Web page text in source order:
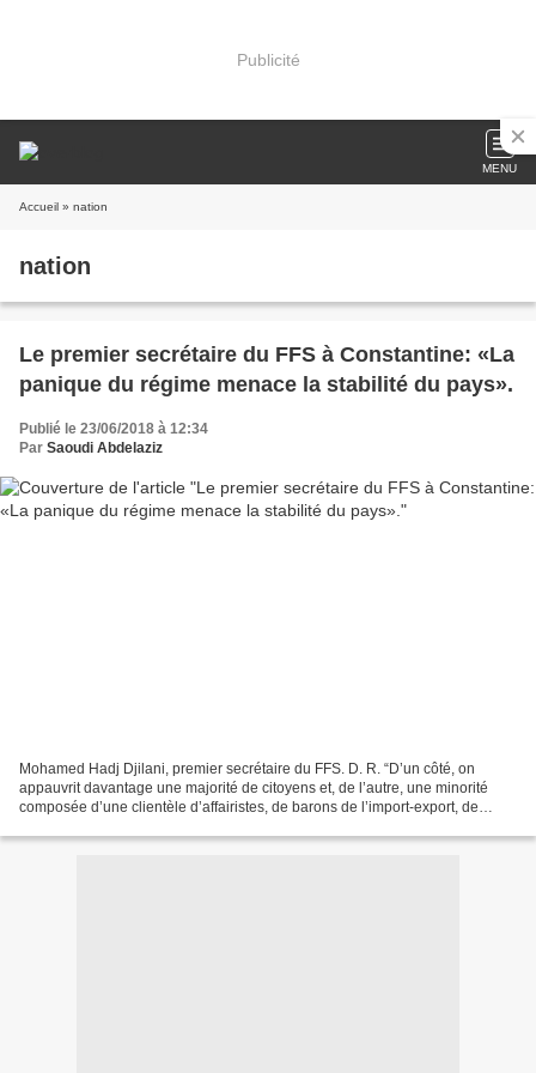
Publicité
MENU
Accueil » nation
nation
Le premier secrétaire du FFS à Constantine: «La
panique du régime menace la stabilité du pays».
Publié le 23/06/2018 à 12:34
Par Saoudi Abdelaziz
Mohamed Hadj Djilani, premier secrétaire du FFS. D. R. “D’un côté, on
appauvrit davantage une majorité de citoyens et, de l’autre, une minorité
composée d’une clientèle d’affairistes, de barons de l’import-export, de